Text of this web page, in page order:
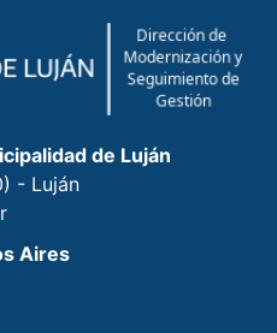
de Luján
- Luján
Aires